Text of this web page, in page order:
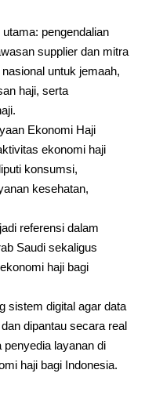
pengendalian
supplier dan mitra
untuk jemaah,
haji, serta
Ekonomi Haji
ekonomi haji
konsumsi,
kesehatan,
referensi dalam
Saudi sekaligus
haji bagi
sistem digital agar data
dipantau secara real
layanan di
haji bagi Indonesia.